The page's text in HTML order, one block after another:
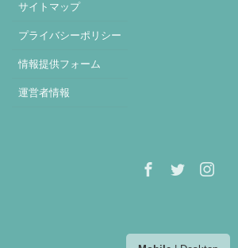
サイトマップ
プライバシーポリシー
情報提供フォーム
運営者情報